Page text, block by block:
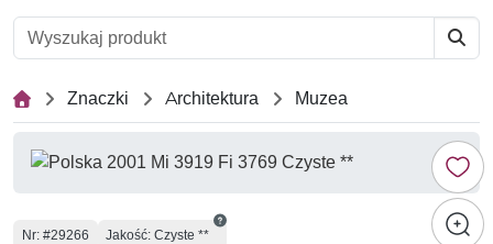
Znaczki Architektura Muzea
Numer
Nr: #29266 Jakość: Czyste **